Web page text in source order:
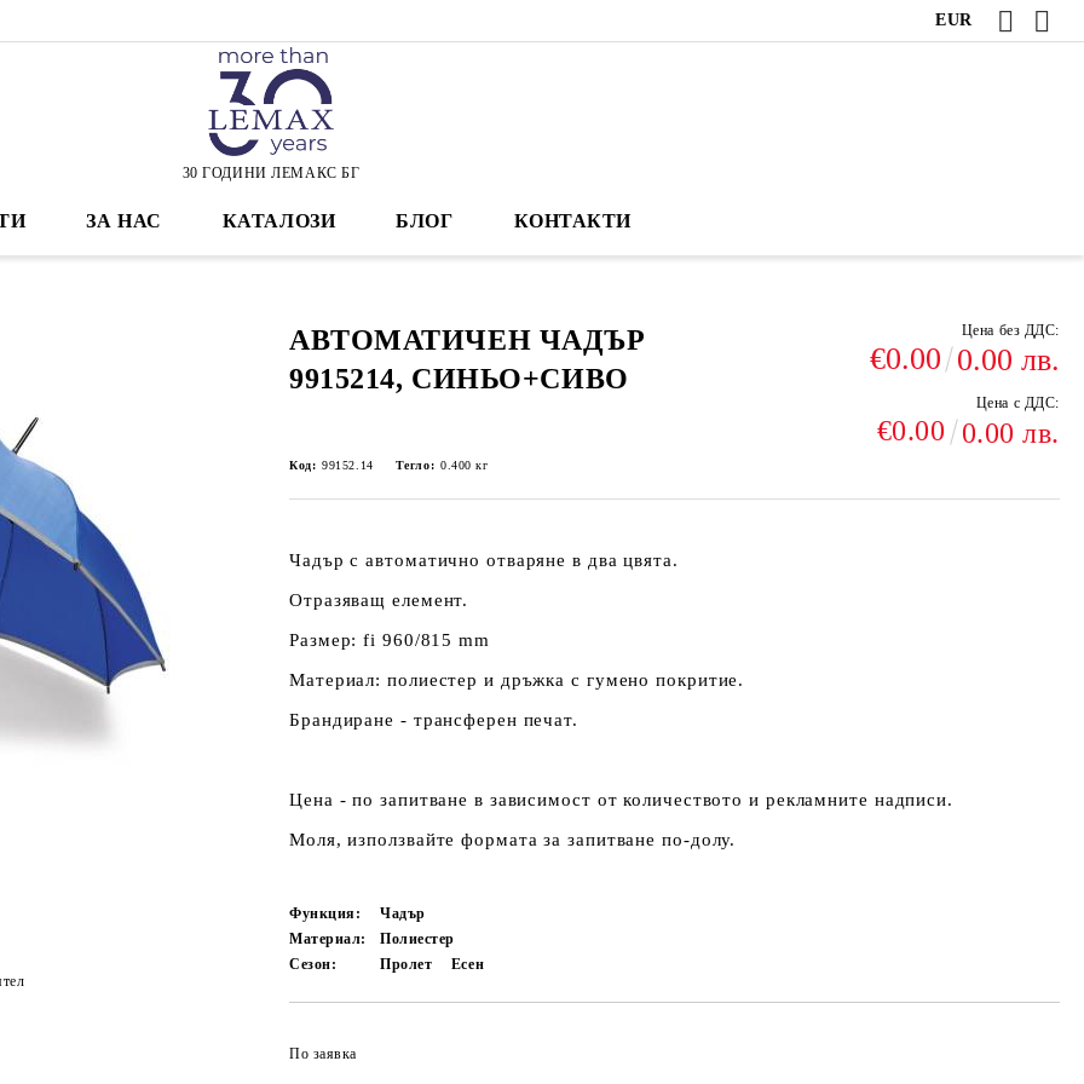
EUR
30 ГОДИНИ ЛЕМАКС БГ
ЗА НАС КАТАЛОЗИ БЛОГ КОНТАКТИ
АВТОМАТИЧЕН ЧАДЪР
9915214, СИНЬО+СИВО
Цена без ДДС:
€0.00 0.00 лв.
Цена с ДДС:
€0.00 0.00 лв.
Код: 99152.14 Тегло: 0.400 кг
Чадър с автоматично отваряне в два цвята.
Отразяващ елемент.
Размер: fi 960/815 mm
Материал: полиестер и дръжка с гумено покритие.
Брандиране - трансферен печат.
Цена - по запитване в зависимост от количеството и рекламните надписи.
Моля, използвайте формата за запитване по-долу.
Функция:
Чадър
Материал:
Полиестер
Сезон:
Пролет Есен
По заявка